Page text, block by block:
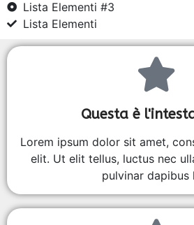
Lista Elementi #3
Lista Elementi
Questa è
Lorem ipsum dolor sit amet,
elit. Ut elit tellus, luctus nec
pulvinar dapibus